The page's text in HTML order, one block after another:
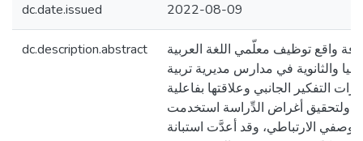
dc.date.issued 2022-08-09
dc.description.abstract
واقع توظيف معلّمي اللغة العربية
والثانوية في مدارس مديرية تربية
التفكير الجانبي وعلاقتها بفاعلية
ولتحقيق أغراض الدِّراسة استخدمت
الوصفي الارتباطي، وقد أعدَّت استبانة